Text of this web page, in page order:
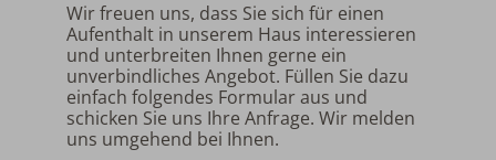
Wir freuen uns, dass Sie sich für einen
Aufenthalt in unserem Haus interessieren
und unterbreiten Ihnen gerne ein
unverbindliches Angebot. Füllen Sie dazu
einfach folgendes Formular aus und
schicken Sie uns Ihre Anfrage. Wir melden
uns umgehend bei Ihnen.